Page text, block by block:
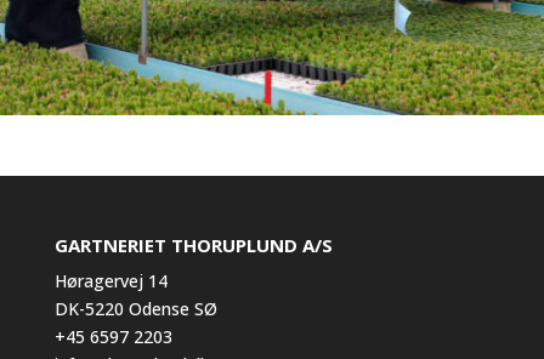
GARTNERIET THORUPLUND A/S
Høragervej 14
DK-5220 Odense SØ
+45 6597 2203